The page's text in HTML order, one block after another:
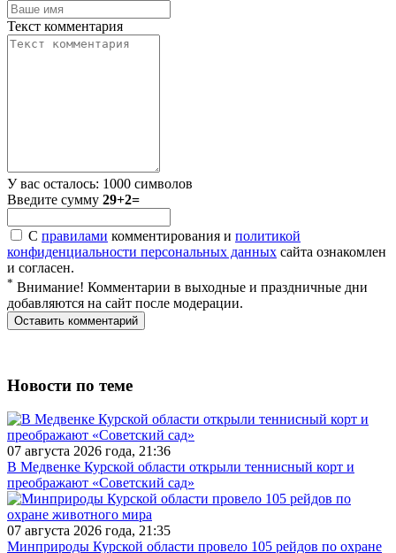
Текст комментария
У вас осталось: 1000 символов
Введите сумму 29+2=
С правилами комментирования и политикой
конфиденциальности персональных данных сайта ознакомлен
и согласен.
* Внимание! Комментарии в выходные и праздничные дни
добавляются на сайт после модерации.
Новости по теме
07 августа 2026 года, 21:36
В Медвенке Курской области открыли теннисный корт и
преображают «Советский сад»
07 августа 2026 года, 21:35
Минприроды Курской области провело 105 рейдов по охране